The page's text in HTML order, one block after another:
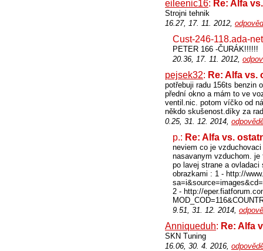
eileenic16: Re: Alfa
Strojni tehnik
16.27, 17. 11. 2012,
Cust-246-118.ada-
PETER 166 -ČURÁK!!!!!!
20.36, 17. 11. 2012,
pejsek32: Re: Alfa vs.
potřebuji radu 156ts benzin
přední okno a mám to ve
ventil.nic. potom víčko od
někdo skušenost.díky za
0.25, 31. 12. 2014,
p.: Re: Alfa vs.
neviem co je
nasavanym vzduchom.
po lavej strane a
obrazkami : 1 - http://
2 - http://
9.51, 31. 12. 2014,
Anniqueduh: Re: Alfa
SKN Tuning
16.06, 30. 4. 2016,